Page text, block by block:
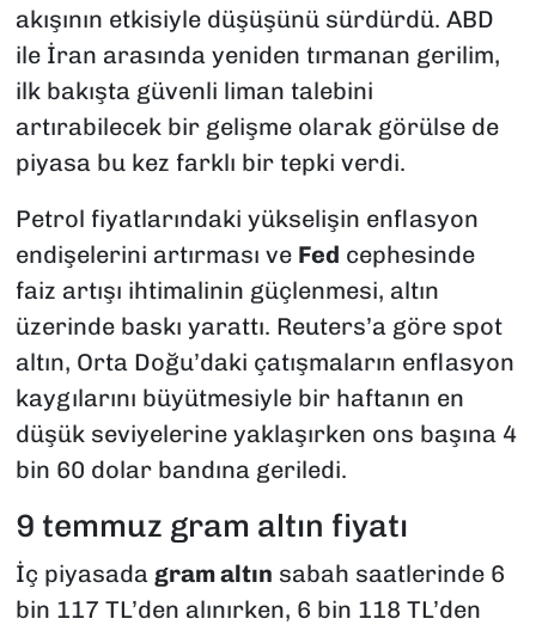
akışının etkisiyle düşüşünü sürdürdü. ABD
ile İran arasında yeniden tırmanan gerilim,
ilk bakışta güvenli liman talebini
artırabilecek bir gelişme olarak görülse de
piyasa bu kez farklı bir tepki verdi.
Petrol fiyatlarındaki yükselişin enflasyon
endişelerini artırması ve Fed cephesinde
faiz artışı ihtimalinin güçlenmesi, altın
üzerinde baskı yarattı. Reuters’a göre spot
altın, Orta Doğu’daki çatışmaların enflasyon
kaygılarını büyütmesiyle bir haftanın en
düşük seviyelerine yaklaşırken ons başına 4
bin 60 dolar bandına geriledi.
9 temmuz gram altın fiyatı
İç piyasada gram altın sabah saatlerinde 6
bin 117 TL’den alınırken, 6 bin 118 TL’den